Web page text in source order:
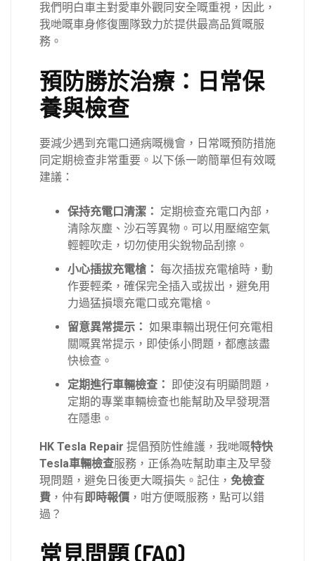
我們明白車主對愛車外觀同安全嘅重視，因此，
我哋嘅車身修復團隊致力於提供最高品質嘅服
務。
預防勝於治療：日常保
養與檢查
要減少遇到充電口通病嘅機會，日常嘅預防措施
同定期檢查非常重要。以下係一啲簡單但有效嘅
建議：
保持充電口清潔： 定期檢查充電口內部，
清除灰塵、沙石等異物。可以用壓縮空氣
輕輕吹走，切勿使用尖銳物品刮擦。
小心插拔充電槍： 每次插拔充電槍時，動
作要輕柔，確保完全插入或拔出，避免用
力過猛損壞充電口或充電槍。
留意異常提示： 如果車輛出現任何充電相
關嘅異常提示，即使係小問題，都應該盡
快檢查。
定期進行車輛檢查： 即使沒有明顯問題，
定期的專業車輛檢查也能幫助及早發現潛
在隱患。
HK Tesla Repair 提倡預防性維護，我哋嘅特快
Tesla車輛檢查服務，正係為咗幫助車主及早發
現問題，避免日後更大嘅損失。記住， 免檢查
費 ，仲有即時報價 ，咁方便嘅服務，點可以錯
過？
常見問題 (FAQ)